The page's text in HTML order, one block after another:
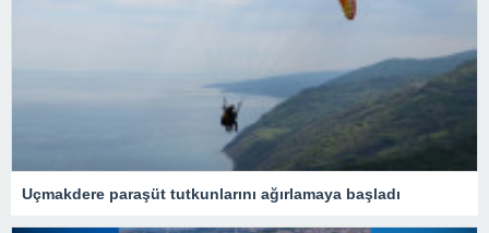
Uçmakdere paraşüt tutkunlarını ağırlamaya başladı